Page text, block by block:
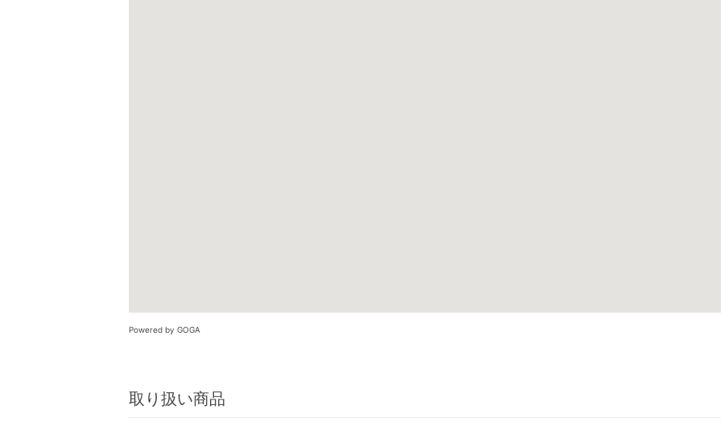
Powered by GOGA
取り扱い商品